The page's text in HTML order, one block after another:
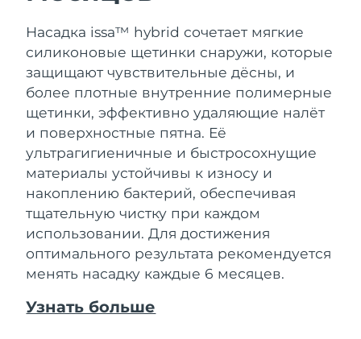
Насадка issa™ hybrid сочетает мягкие
силиконовые щетинки снаружи, которые
защищают чувствительные дёсны, и
более плотные внутренние полимерные
щетинки, эффективно удаляющие налёт
и поверхностные пятна. Её
ультрагигиеничные и быстросохнущие
материалы устойчивы к износу и
накоплению бактерий, обеспечивая
тщательную чистку при каждом
использовании. Для достижения
оптимального результата рекомендуется
менять насадку каждые 6 месяцев.
Узнать больше